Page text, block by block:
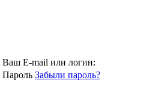
Ваш E-mail или логин:
Пароль Забыли пароль?